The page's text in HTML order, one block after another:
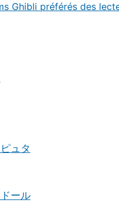
Ghibli préférés des
ュタ
ール